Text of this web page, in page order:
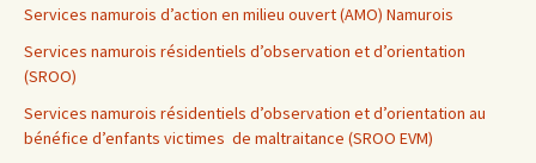
Services namurois d’action en milieu ouvert (AMO) Namurois
Services namurois résidentiels d’observation et d’orientation
(SROO)
Services namurois résidentiels d’observation et d’orientation au
bénéfice d’enfants victimes de maltraitance (SROO EVM)